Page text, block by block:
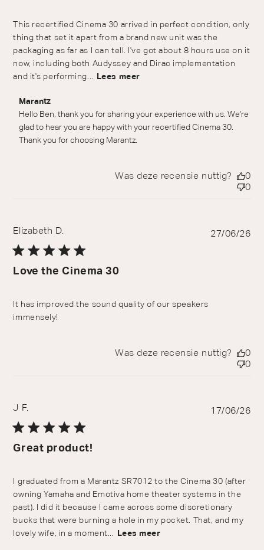
This recertified Cinema 30 arrived in perfect condition, only
thing that set it apart from a brand new unit was the
packaging as far as I can tell. I've got about 8 hours use on it
now, including both Audyssey and Dirac implementation
and it's performing...
Lees meer
Reactie van winkeleigenaar op beoordeling van Marantz
over Fri Jul 17 2026
Marantz
Hello Ben, thank you for sharing your experience with us. We're
glad to hear you are happy with your recertified Cinema 30.
Thank you for choosing Marantz.
Was deze recensie nuttig?
0
0
Elizabeth D.
Love the Cinema 30
It has improved the sound quality of our speakers
immensely!
27/06/26
Was deze recensie nuttig?
0
0
J F.
Great product!
I graduated from a Marantz SR7012 to the Cinema 30 (after
owning Yamaha and Emotiva home theater systems in the
past). I did it because I came across some discretionary
bucks that were burning a hole in my pocket. That, and my
lovely wife, in a moment...
Lees meer
17/06/26